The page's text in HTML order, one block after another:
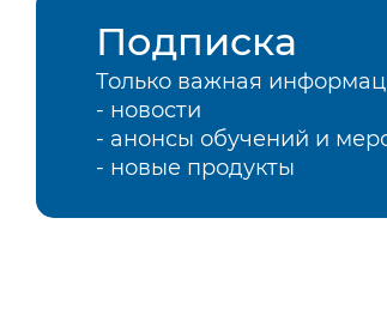
Подписка
Только важная
- новости
- анонсы обучений и
- новые продукты